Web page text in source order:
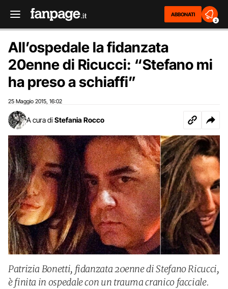
ABBONATI
2
All’ospedale la fidanzata
20enne di Ricucci: “Stefano mi
ha preso a schiaffi”
25 Maggio 2015 16:02
A cura di Stefania Rocco
Patrizia Bonetti, fidanzata 20enne di Stefano Ricucci,
è finita in ospedale con un trauma cranico facciale.